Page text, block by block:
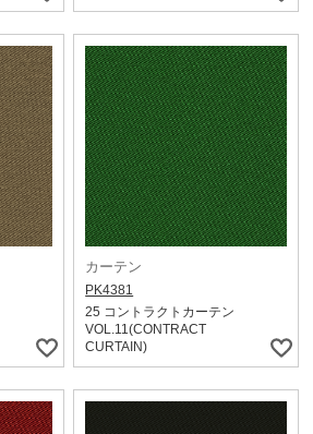
カーテン
PK4381
25 コントラクトカーテン
VOL.11(CONTRACT
CURTAIN)